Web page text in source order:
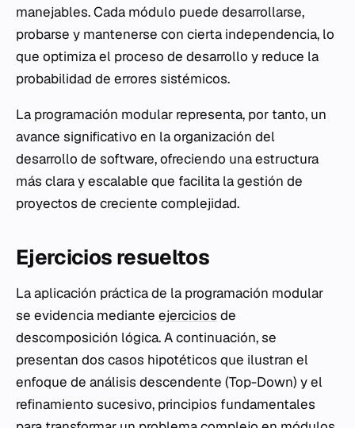
manejables. Cada módulo puede desarrollarse,
probarse y mantenerse con cierta independencia, lo
que optimiza el proceso de desarrollo y reduce la
probabilidad de errores sistémicos.
La programación modular representa, por tanto, un
avance significativo en la organización del
desarrollo de software, ofreciendo una estructura
más clara y escalable que facilita la gestión de
proyectos de creciente complejidad.
Ejercicios resueltos
La aplicación práctica de la programación modular
se evidencia mediante ejercicios de
descomposición lógica. A continuación, se
presentan dos casos hipotéticos que ilustran el
enfoque de análisis descendente (Top-Down) y el
refinamiento sucesivo, principios fundamentales